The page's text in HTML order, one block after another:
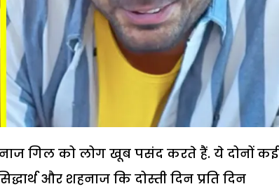
गिल को लोग खूब पसंद करते हैं. ये दोनों कई
और शहनाज कि दोस्ती दिन प्रति दिन